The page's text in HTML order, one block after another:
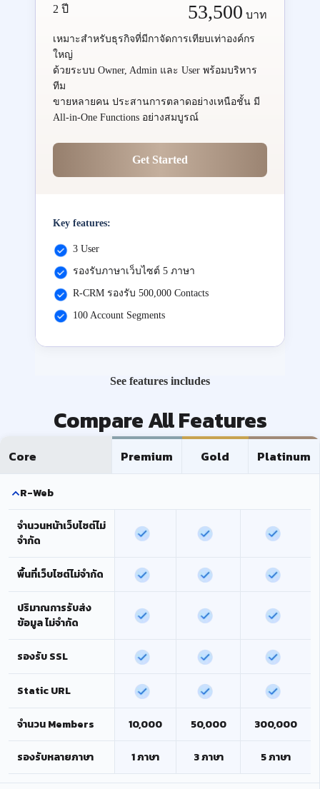
2 ปี 53,500 บาท
เหมาะสำหรับธุรกิจที่มีกาจัดการเทียบเท่าองค์กร
ใหญ่
ด้วยระบบ Owner, Admin และ User พร้อมบริหาร
ทีม
ขายหลายคน ประสานการตลาดอย่างเหนือชั้น มี
All-in-One Functions อย่างสมบูรณ์
Get Started
Key features:
3 User
รองรับภาษาเว็บไซต์ 5 ภาษา
R-CRM รองรับ 500,000 Contacts
100 Account Segments
See features includes
Compare All Features
Core Premium Gold Platinum
R-Web
จำนวนหน้าเว็บไซต์ไม่
จำกัด
พื้นที่เว็บไซต์ไม่จำกัด
ปริมาณการรับส่ง
ข้อมูล ไม่จำกัด
รองรับ SSL
Static URL
จำนวน Members 10,000 50,000 300,000
รองรับหลายภาษา 1 ภาษา 3 ภาษา 5 ภาษา